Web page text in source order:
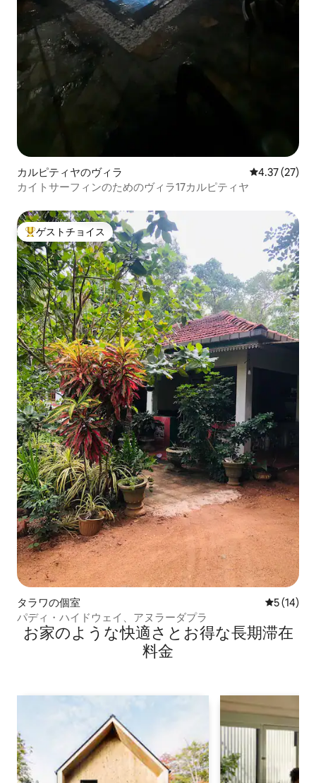
カルピティヤのヴィラ レビュー27
4.37 (27)
カイトサーフィンのためのヴィラ17カルピティヤ
大好評のゲストチョイスです。
ゲストチョイス
タラワの個室 レビュー
5 (14)
パディ・ハイドウェイ、アヌラーダプラ
お家のような快⁠適⁠さ⁠とお⁠得⁠な長⁠期⁠滞⁠在
料⁠金